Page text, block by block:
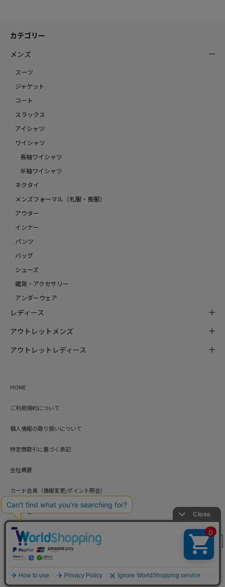
絞り込み
カテゴリー
メンズ
スーツ
ジャケット
コート
スラックス
アイシャツ
ワイシャツ
長袖ワイシャツ
半袖ワイシャツ
ネクタイ
メンズフォーマル（礼服・喪服）
アウター
インナー
パンツ
バッグ
シューズ
雑貨・アクセサリー
アンダーウェア
レディース
アウトレットメンズ
アウトレットレディース
HOME
ご利用規約について
個人情報の取り扱いについて
特定商取引に基づく表記
会社概要
カード会員（情報変更/ポイント照会）
Copyright © HARUYAMA TRADING CO.,LTD. All Rights Reserved.